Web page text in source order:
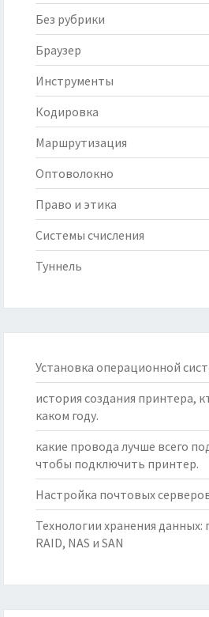
Без рубрики
Браузер
Инструменты
Кодировка
Маршрутизация
Оптоволокно
Право и этика
Системы счисления
Туннель
Установка операционной
история создания принтера,
каком году.
какие провода лучше всего
чтобы подключить принтер.
Настройка почтовых
Технологии хранения
RAID, NAS и SAN